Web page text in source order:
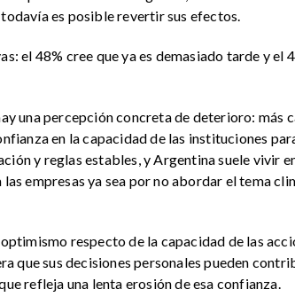
es posible revertir sus efectos.
el 48% cree que ya es demasiado tarde y el
una percepción concreta de deterioro: más
en la capacidad de las instituciones
y reglas estables, y Argentina suele vivir
empresas ya sea por no abordar el tema
respecto de la capacidad de las
que sus decisiones personales pueden
refleja una lenta erosión de esa confianza.